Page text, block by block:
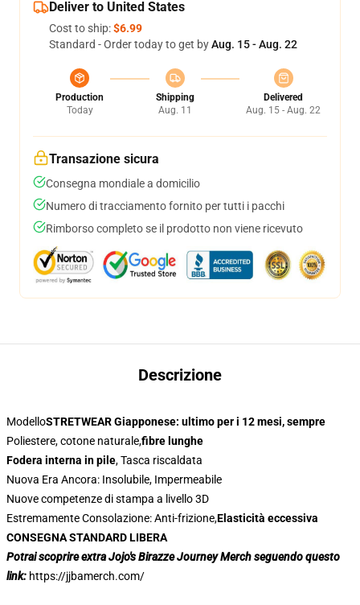
Deliver to United States
Cost to ship:$6.99
Standard - Order today to get byAug. 15 - Aug. 22
Production
Today
Shipping
Aug. 11
Delivered
Aug. 15 - Aug. 22
Transazione sicura
Consegna mondiale a domicilio
Numero di tracciamento fornito per tutti i pacchi
Rimborso completo se il prodotto non viene ricevuto
Descrizione
ModelloSTRETWEAR Giapponese: ultimo per i 12 mesi, sempre
Poliestere, cotone naturale,fibre lunghe
Fodera interna in pile, Tasca riscaldata
Nuova Era Ancora: Insolubile, Impermeabile
Nuove competenze di stampa a livello 3D
Estremamente Consolazione: Anti-frizione,Elasticità eccessiva
CONSEGNA STANDARD LIBERA
Potrai scoprire extra Jojo's Birazze Journey Merch seguendo questo
link: https://jjbamerch.com/